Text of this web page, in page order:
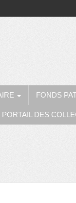
FONDS
PORTAIL DES